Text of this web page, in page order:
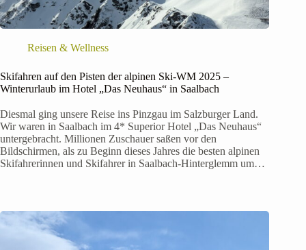
Reisen & Wellness
Skifahren auf den Pisten der alpinen Ski-WM 2025 –
Winterurlaub im Hotel „Das Neuhaus“ in Saalbach
Diesmal ging unsere Reise ins Pinzgau im Salzburger Land.
Wir waren in Saalbach im 4* Superior Hotel „Das Neuhaus“
untergebracht. Millionen Zuschauer saßen vor den
Bildschirmen, als zu Beginn dieses Jahres die besten alpinen
Skifahrerinnen und Skifahrer in Saalbach-Hinterglemm um…